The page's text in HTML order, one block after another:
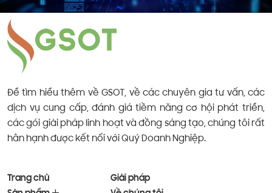
Để tìm hiểu thêm về GSOT, về các chuyên gia tư vấn, các
dịch vụ cung cấp, đánh giá tiềm năng cơ hội phát triển,
các gói giải pháp linh hoạt và đồng sáng tạo, chúng tôi rất
hân hạnh được kết nối với Quý Doanh Nghiệp.
Trang chủ
Giải pháp